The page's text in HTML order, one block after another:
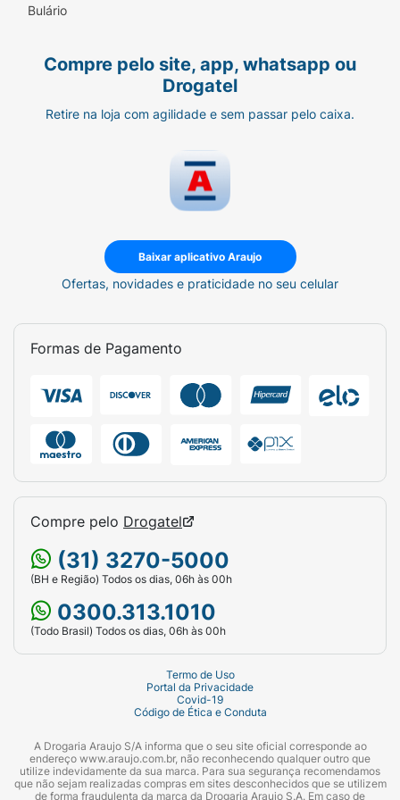
Bulário
Compre pelo site, app, whatsapp ou
Drogatel
Retire na loja com agilidade e sem passar pelo caixa.
Baixar aplicativo Araujo
Ofertas, novidades e praticidade no seu celular
Formas de Pagamento
Compre pelo Drogatel
(31) 3270-5000
(BH e Região) Todos os dias, 06h às 00h
0300.313.1010
(Todo Brasil) Todos os dias, 06h às 00h
Termo de Uso
Portal da Privacidade
Covid-19
Código de Ética e Conduta
A Drogaria Araujo S/A informa que o seu site oficial corresponde ao
endereço www.araujo.com.br, não reconhecendo qualquer outro que
utilize indevidamente da sua marca. Para sua segurança recomendamos
que não sejam realizadas compras em sites desconhecidos que se utilizem
de forma fraudulenta da marca da Drogaria Araujo S.A. Em caso de